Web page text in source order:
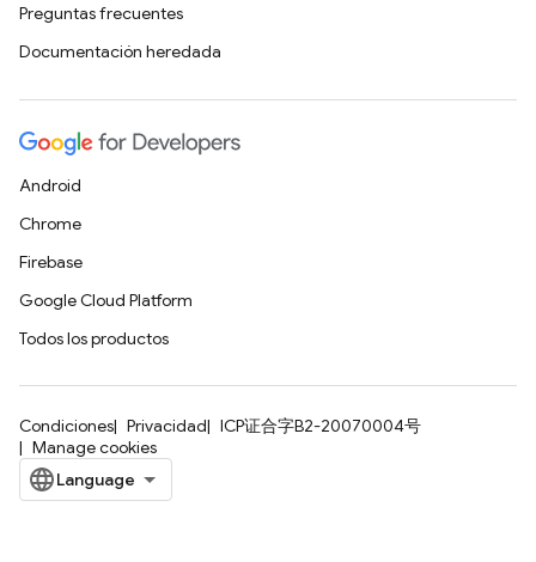
Preguntas frecuentes
Documentación heredada
Android
Chrome
Firebase
Google Cloud Platform
Todos los productos
Condiciones Privacidad
ICP证合字B2-20070004号
Manage cookies